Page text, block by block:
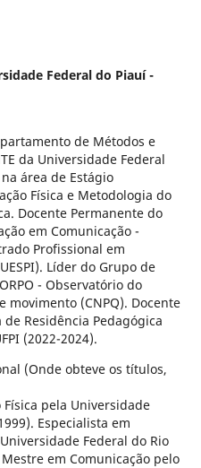
Federal do Piauí -
de Métodos e
da Universidade Federal
área de Estágio
Física e Metodologia do
Docente Permanente do
em Comunicação -
Profissional em
Líder do Grupo de
- Observatório do
movimento (CNPQ). Docente
Residência Pedagógica
(2022-2024).
(Onde obteve os títulos,
Física pela Universidade
Especialista em
Federal do Rio
Mestre em Comunicação pelo